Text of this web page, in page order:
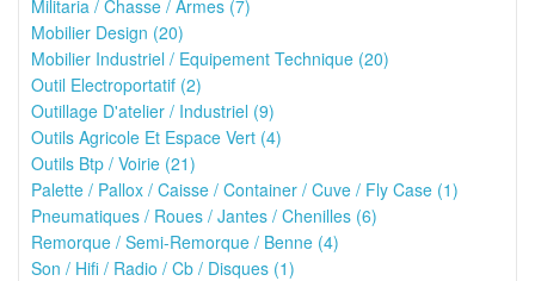
Militaria / Chasse / Armes (7)
Mobilier Design (20)
Mobilier Industriel / Equipement Technique (20)
Outil Electroportatif (2)
Outillage D'atelier / Industriel (9)
Outils Agricole Et Espace Vert (4)
Outils Btp / Voirie (21)
Palette / Pallox / Caisse / Container / Cuve / Fly Case (1)
Pneumatiques / Roues / Jantes / Chenilles (6)
Remorque / Semi-Remorque / Benne (4)
Son / Hifi / Radio / Cb / Disques (1)